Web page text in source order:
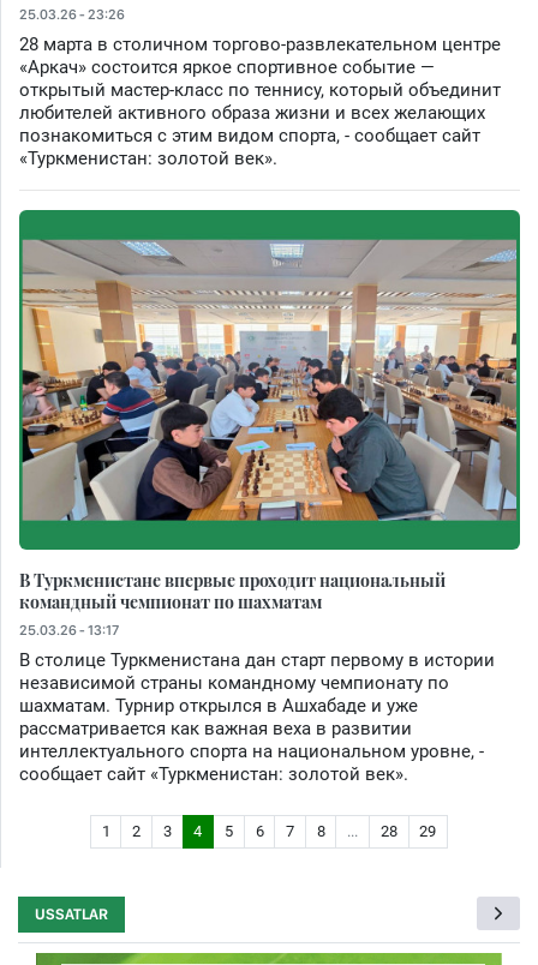
25.03.26 - 23:26
28 марта в столичном торгово-развлекательном центре
«Аркач» состоится яркое спортивное событие —
открытый мастер-класс по теннису, который объединит
любителей активного образа жизни и всех желающих
познакомиться с этим видом спорта, - сообщает сайт
«Туркменистан: золотой век».
В Туркменистане впервые проходит национальный
командный чемпионат по шахматам
25.03.26 - 13:17
В столице Туркменистана дан старт первому в истории
независимой страны командному чемпионату по
шахматам. Турнир открылся в Ашхабаде и уже
рассматривается как важная веха в развитии
интеллектуального спорта на национальном уровне, -
сообщает сайт «Туркменистан: золотой век».
1 2 3 4 5 6 7 8 ... 28 29
USSATLAR